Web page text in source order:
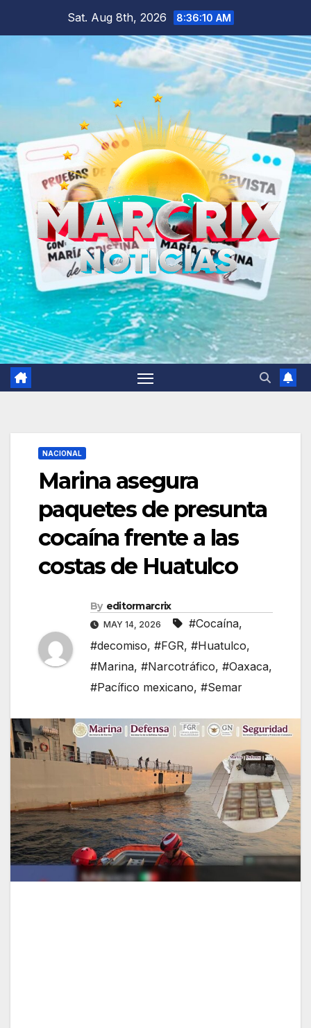
Sat. Aug 8th, 2026 8:36:11 AM
NACIONAL
Marina asegura
paquetes de presunta
cocaína frente a las
costas de Huatulco
By editormarcrix
MAY 14, 2026 #Cocaína,
#decomiso, #FGR, #Huatulco,
#Marina, #Narcotráfico, #Oaxaca,
#Pacífico mexicano, #Semar